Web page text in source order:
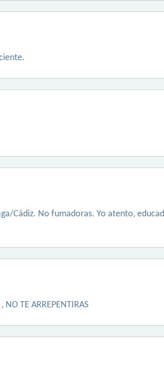
Cádiz. No fumadoras. Yo atento,
NO TE ARREPENTIRAS